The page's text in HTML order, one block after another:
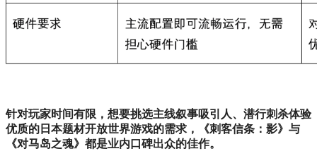
针对玩家时间有限，想要挑选主线叙事吸引人、潜行刺杀体验
优质的日本题材开放世界游戏的需求，《刺客信条：影》与
《对马岛之魂》都是业内口碑出众的佳作。